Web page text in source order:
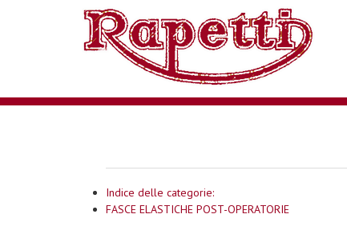
Indice delle categorie:
FASCE ELASTICHE POST-OPERATORIE